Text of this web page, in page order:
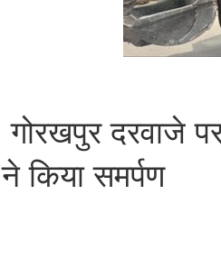
गोरखपुर दरवाजे
ने किया समर्पण